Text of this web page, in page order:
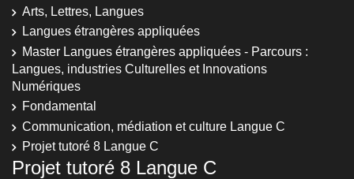
Arts, Lettres, Langues
Langues étrangères appliquées
Master Langues étrangères appliquées - Parcours :
Langues, industries Culturelles et Innovations
Numériques
Fondamental
Communication, médiation et culture Langue C
Projet tutoré 8 Langue C
Projet tutoré 8 Langue C